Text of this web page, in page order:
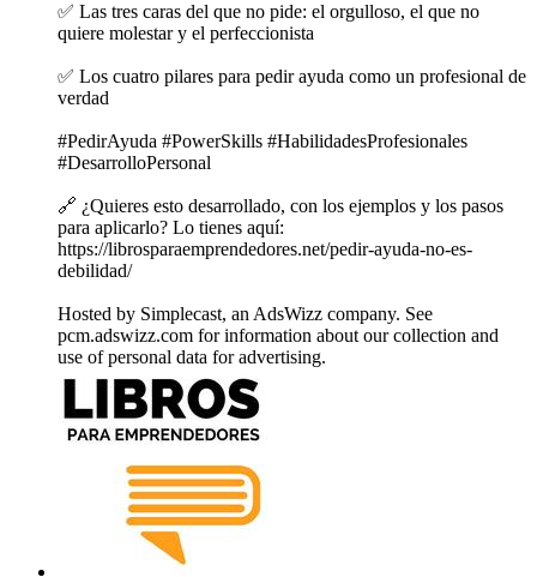
✅ Las tres caras del que no pide: el orgulloso, el que no
quiere molestar y el perfeccionista
✅ Los cuatro pilares para pedir ayuda como un profesional de
verdad
#PedirAyuda #PowerSkills #HabilidadesProfesionales
#DesarrolloPersonal
🔗 ¿Quieres esto desarrollado, con los ejemplos y los pasos
para aplicarlo? Lo tienes aquí:
https://librosparaemprendedores.net/pedir-ayuda-no-es-
debilidad/
Hosted by Simplecast, an AdsWizz company. See
pcm.adswizz.com for information about our collection and
use of personal data for advertising.